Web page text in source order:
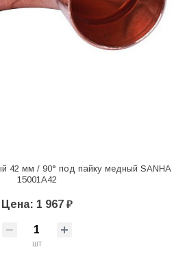
42 мм / 90° под пайку медный SANHA
15001A42
Цена: 1 967 ₽
шт